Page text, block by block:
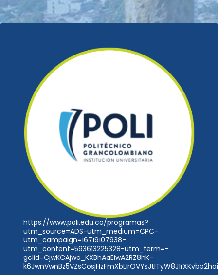
https://www.poli.edu.co/programas?
utm_source=ADS-utm_medium=CPC-
utm_campaign=16719107938-
utm_content=593613225328-utm_term=-
gclid=CjwKCAjwo_KXBhAaEiwA2RZ8hK-